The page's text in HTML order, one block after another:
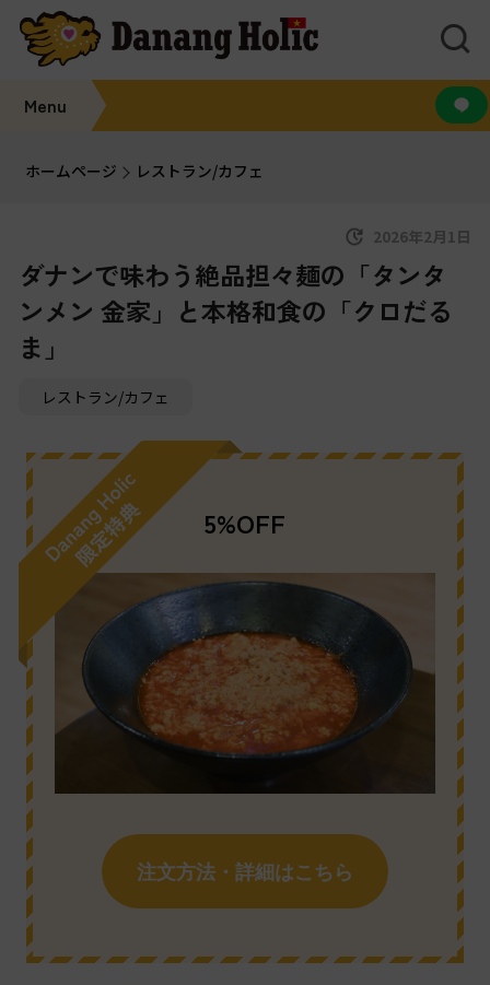
Menu
ホームページ レストラン/カフェ
2026年2月1日
ダナンで味わう絶品担々麺の「タンタ
ンメン 金家」と本格和食の「クロだる
ま」
レストラン/カフェ
5%OFF
注文方法・詳細はこちら